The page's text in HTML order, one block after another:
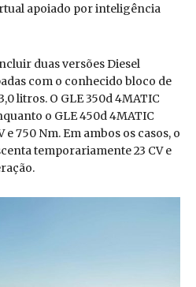
apoiado por inteligência
duas versões Diesel
com o conhecido bloco de
litros. O GLE 350d 4MATIC
o GLE 450d 4MATIC
e 750 Nm. Em ambos os casos, o
temporariamente 23 CV e